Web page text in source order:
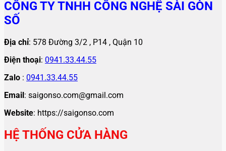
CÔNG TY TNHH CÔNG NGHỆ SÀI GÒN
SỐ
Địa chỉ: 578 Đường 3/2 , P14 , Quận 10
Điện thoại: 0941.33.44.55
Zalo : 0941.33.44.55
Email: saigonso.com@gmail.com
Website: https://saigonso.com
HỆ THỐNG CỬA HÀNG